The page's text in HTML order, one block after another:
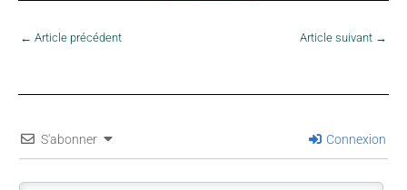
← Article précédent Article suivant →
S'abonner Connexion